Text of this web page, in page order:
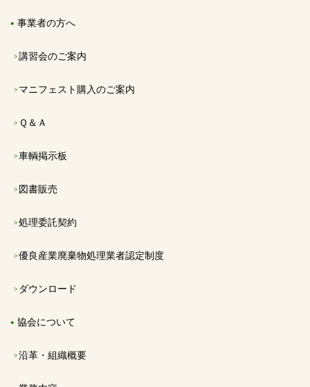
事業者の方へ
講習会のご案内
マニフェスト購入のご案内
Ｑ＆Ａ
車輌掲示板
図書販売
処理委託契約
優良産業廃棄物処理業者認定制度
ダウンロード
協会について
沿革・組織概要